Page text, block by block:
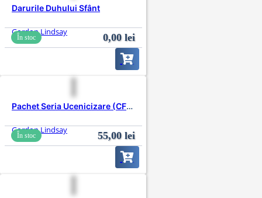
Darurile Duhului Sfânt
Gordon Lindsay
În stoc 0,00 lei
Pachet Seria Ucenicizare (CFNI)
Gordon Lindsay
În stoc 55,00 lei